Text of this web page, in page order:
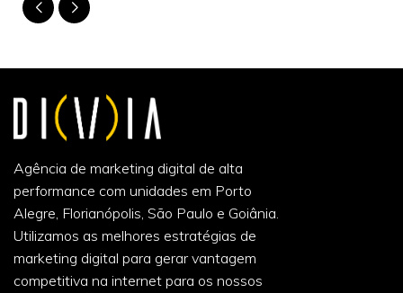
Agência de marketing digital de alta
performance com unidades em Porto
Alegre, Florianópolis, São Paulo e Goiânia.
Utilizamos as melhores estratégias de
marketing digital para gerar vantagem
competitiva na internet para os nossos